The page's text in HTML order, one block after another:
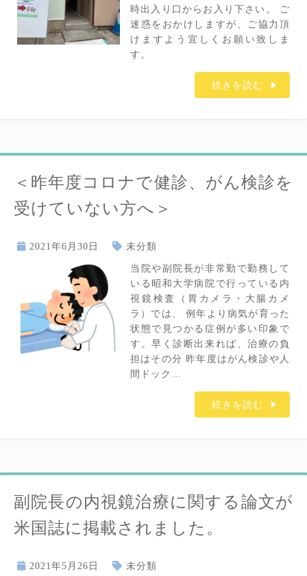
時出入り口からお入り下さい。 ご
迷惑をおかけしますが、ご協力頂
けますよう宜しくお願い致しま
す。
続きを読む
＜昨年度コロナで健診、がん検診を
受けていない方へ＞
2021年6月30日 未分類
当院や副院長が非常勤で勤務して
いる昭和大学病院で行っている内
視鏡検査（胃カメラ・大腸カメ
ラ）では、 例年より病気が育った
状態で見つかる症例が多い印象で
す。早く診断出来れば、治療の負
担はその分 昨年度はがん検診や人
間ドック…
続きを読む
副院長の内視鏡治療に関する論文が
米国誌に掲載されました。
2021年5月26日 未分類